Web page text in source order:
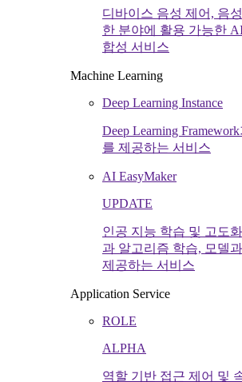
디바이스 음성 제어, 음
한 분야에 활용 가능한
합성 서비스
Machine Learning
Deep Learning Instance
Deep Learning
를 제공하는 서비스
AI EasyMaker
UPDATE
인공 지능 학습 및 고도
과 알고리즘 학습, 모델
제공하는 서비스
Application Service
ROLE
ALPHA
역할 기반 접근 제어 및